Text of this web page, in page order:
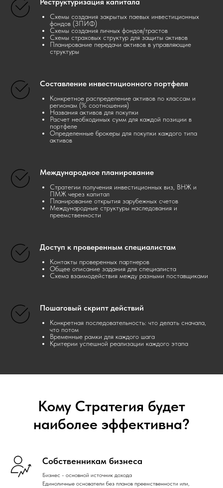
Схемы создания закрытых паевых инвестиционных
фондов (ЗПИФ)
Схемы создания личных фондов/трастов
Схемы страховых структур для защиты активов
Планирование передачи активов в управляющие
структуры
Составление инвестиционного портфеля
Конкретное распределение активов по классам и
регионам (% соотношения)
Названия активов для покупки
Расчет необходимых сумм для каждой позиции в
портфеле
Определенные брокеры для покупки каждого типа
активов
Международное планирование
Стратегии получения инвестиционных виз, ВНЖ и
ПМЖ через капитал
Планирование открытия зарубежных счетов
Международные структуры наследования и
преемственности
Доступ к проверенным специалистам
Контакты проверенных партнеров
Общее описание задания для специалиста
Схема взаимодействия между разными поставщиками
Пошаговый скрипт действий
Конкретная последовательность: что делать сначала,
что потом
Временные рамки для каждого шага
Критерии успешной реализации каждого этапа
Кому Стратегия будет
наиболее эффективна?
Собственникам бизнеса
Бизнес - основной источник дохода
Единоличные основатели без планов преемственности или,